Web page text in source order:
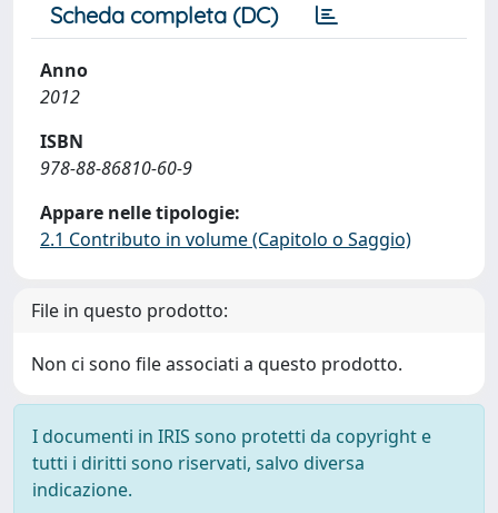
Scheda completa (DC)
Anno
2012
ISBN
978-88-86810-60-9
Appare nelle tipologie:
2.1 Contributo in volume (Capitolo o Saggio)
File in questo prodotto:
Non ci sono file associati a questo prodotto.
I documenti in IRIS sono protetti da copyright e
tutti i diritti sono riservati, salvo diversa
indicazione.